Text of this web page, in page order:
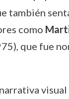
también
como
que fue
visual